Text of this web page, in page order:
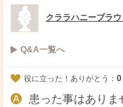
ト
クララハニーブラ
Q&A一覧へ
役に立った！ありがとう： 0
患った事はありま